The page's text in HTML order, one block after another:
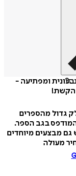
ומפתיעה -
הקשת!
גדול מהספרים
בגב הספר.
גם מבצעים מיוחדים
מעולה